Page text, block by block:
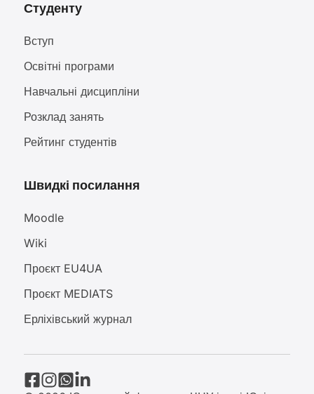
Студенту
Вступ
Освітні програми
Навчальні дисципліни
Розклад занять
Рейтинг студентів
Швидкі посилання
Moodle
Wiki
Проєкт EU4UA
Проєкт MEDIATS
Ерліхівський журнал